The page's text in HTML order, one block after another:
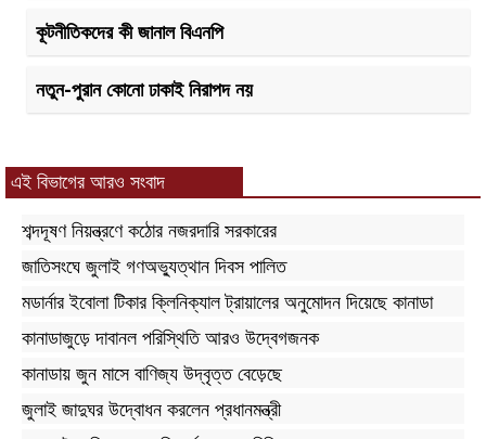
কূটনীতিকদের কী জানাল বিএনপি
নতুন-পুরান কোনো ঢাকাই নিরাপদ নয়
এই বিভাগের আরও সংবাদ
শব্দদূষণ নিয়ন্ত্রণে কঠোর নজরদারি সরকারের
জাতিসংঘে জুলাই গণঅভ্যুত্থান দিবস পালিত
মডার্নার ইবোলা টিকার ক্লিনিক্যাল ট্রায়ালের অনুমোদন দিয়েছে কানাডা
কানাডাজুড়ে দাবানল পরিস্থিতি আরও উদ্বেগজনক
কানাডায় জুন মাসে বাণিজ্য উদ্বৃত্ত বেড়েছে
জুলাই জাদুঘর উদ্বোধন করলেন প্রধানমন্ত্রী